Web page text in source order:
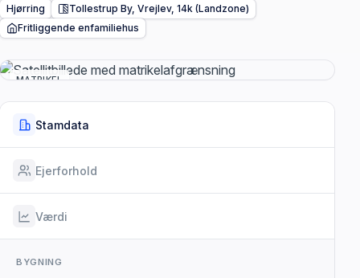
Hjørring
Tollestrup By, Vrejlev, 14k (Landzone)
Fritliggende enfamiliehus
MATRIKEL
Stamdata
Ejerforhold
Værdi
BYGNING